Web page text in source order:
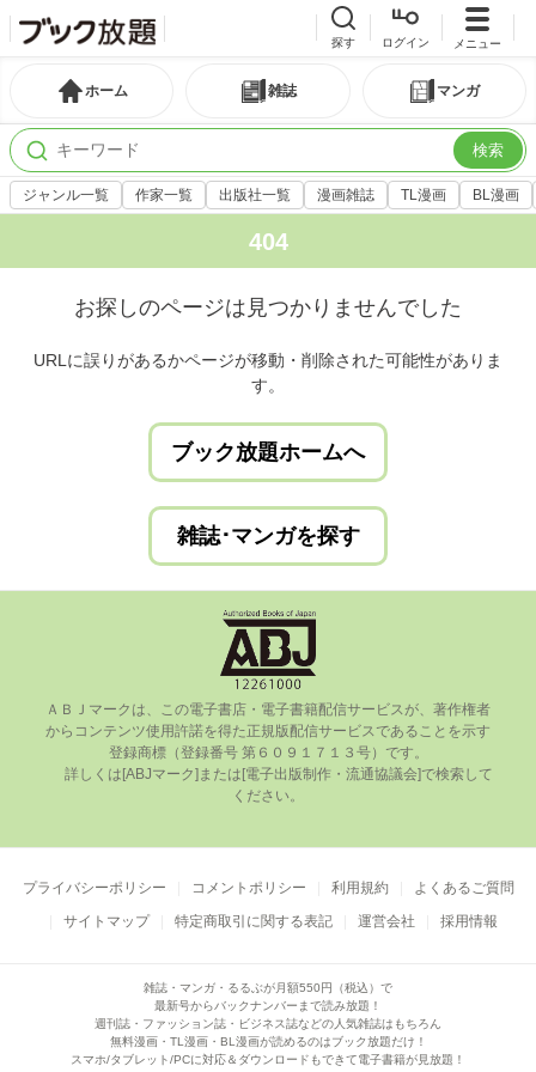
探す ログイン メニュー
ホーム 雑誌 マンガ
検索
ジャンル一覧 作家一覧 出版社一覧 漫画雑誌 TL漫画 BL漫画
404
お探しのページは見つかりませんでした
URLに誤りがあるかページが移動・削除された可能性がありま
す。
ブック放題ホームへ
雑誌･マンガを探す
ＡＢＪマークは、この電⼦書店・電⼦書籍配信サービスが、著作権者
からコンテンツ使⽤許諾を得た正規版配信サービスであることを⽰す
登録商標（登録番号 第６０９１７１３号）です。
ください。
プライバシーポリシー コメントポリシー 利用規約
よくあるご質問
サイトマップ
特定商取引に関する表記 運営会社 採用情報
雑誌・マンガ・るるぶが月額550円（税込）で
最新号からバックナンバーまで読み放題！
週刊誌・ファッション誌・ビジネス誌などの人気雑誌はもちろん
無料漫画・TL漫画・BL漫画が読めるのはブック放題だけ！
スマホ/タブレット/PCに対応＆ダウンロードもできて電子書籍が見放題！